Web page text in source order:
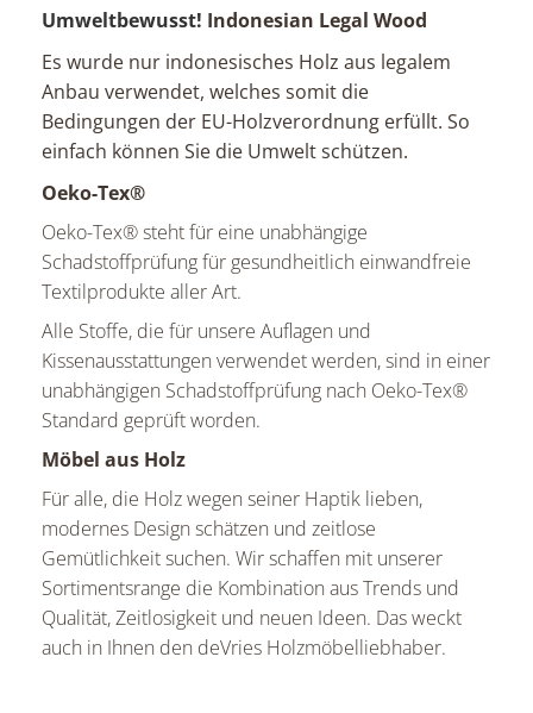
Umweltbewusst! Indonesian Legal Wood
Es wurde nur indonesisches Holz aus legalem
Anbau verwendet, welches somit die
Bedingungen der EU-Holzverordnung erfüllt. So
einfach können Sie die Umwelt schützen.
Oeko-Tex®
Oeko-Tex® steht für eine unabhängige
Schadstoffprüfung für gesundheitlich einwandfreie
Textilprodukte aller Art.
Alle Stoffe, die für unsere Auflagen und
Kissenausstattungen verwendet werden, sind in einer
unabhängigen Schadstoffprüfung nach Oeko-Tex®
Standard geprüft worden.
Möbel aus Holz
Für alle, die Holz wegen seiner Haptik lieben,
modernes Design schätzen und zeitlose
Gemütlichkeit suchen. Wir schaffen mit unserer
Sortimentsrange die Kombination aus Trends und
Qualität, Zeitlosigkeit und neuen Ideen. Das weckt
auch in Ihnen den deVries Holzmöbelliebhaber.